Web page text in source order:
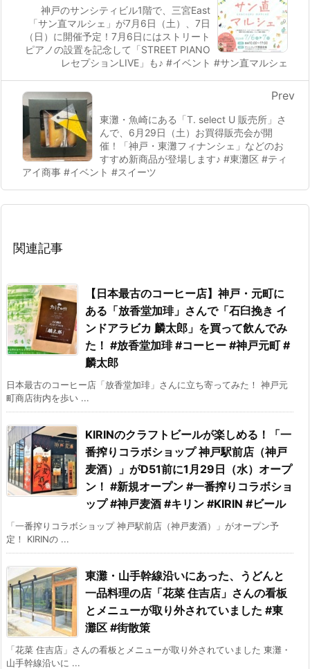
神戸のサンシティビル1階で、三宮East
「サン直マルシェ」が7月6日（土）、7日
（日）に開催予定！7月6日にはストリート
ピアノの設置を記念して「STREET PIANO
レセプションLIVE」も♪ #イベント #サン直マルシェ
東灘・魚崎にある「T. select U 販売所」さ
んで、6月29日（土）お買得販売会が開
催！「神戸・東灘フィナンシェ」などのお
すすめ新商品が登場します♪ #東灘区 #ティ
アイ商事 #イベント #スイーツ
Prev
関連記事
【日本最古のコーヒー店】神戸・元町に
ある「放香堂加琲」さんで「石臼挽き イ
ンドアラビカ 麟太郎」を買って飲んでみ
た！ #放香堂加琲 #コーヒー #神戸元町 #
麟太郎
日本最古のコーヒー店「放香堂加琲」さんに立ち寄ってみた！ 神戸元
町商店街内を歩い ...
KIRINのクラフトビールが楽しめる！「一
番搾りコラボショップ 神戸駅前店（神戸
麦酒）」がD51前に1月29日（水）オープ
ン！ #新規オープン #一番搾りコラボショ
ップ #神戸麦酒 #キリン #KIRIN #ビール
「一番搾りコラボショップ 神戸駅前店（神戸麦酒）」がオープン予
定！ KIRINの ...
東灘・山手幹線沿いにあった、うどんと
一品料理の店「花菜 住吉店」さんの看板
とメニューが取り外されていました #東
灘区 #街散策
「花菜 住吉店」さんの看板とメニューが取り外されていました 東灘・
山手幹線沿いに ...